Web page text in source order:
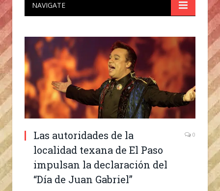
NAVIGATE
Las autoridades de la
localidad texana de El Paso
impulsan la declaración del
“Día de Juan Gabriel”
0